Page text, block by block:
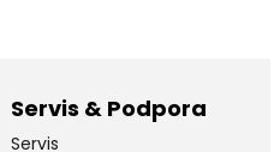
Servis & Podpora
Servis